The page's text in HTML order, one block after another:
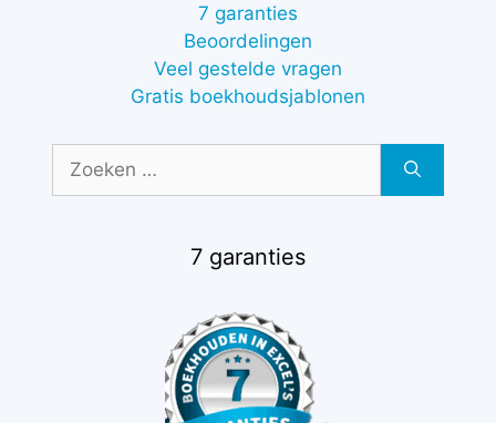
7 garanties
Beoordelingen
Veel gestelde vragen
Gratis boekhoudsjablonen
naar:
7 garanties